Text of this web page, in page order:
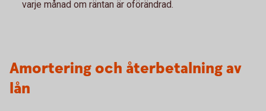
varje månad om räntan är oförändrad.
Amortering och återbetalning av
lån